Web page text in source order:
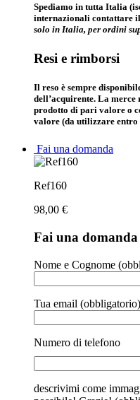
Spediamo in tutta Italia
internazionali contattare
solo in Italia, per ordini
Resi e rimborsi
Il reso è sempre
dell’acquirente. La merce
prodotto di pari valore o
valore (da utilizzare
Fai una domanda
Ref160
98,00 €
Fai una domanda
Nome e Cognome
Tua email (obbligatorio)
Numero di telefono
descrivimi come